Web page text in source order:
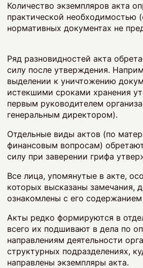
Количество экземпляров акта
практической необходимостью
нормативных документах не
Ряд разновидностей акта
силу после утверждения.
выделении к уничтожению
истекшими сроками хранения
первым руководителем
генеральным директором).
Отдельные виды актов (по
финансовым вопросам)
силу при заверении грифа
Все лица, упомянутые в акте,
которых высказаны замечания,
ознакомлены с его
Акты редко формируются в
всего их подшивают в дела по
направлениям деятельности
структурных подразделениях,
направлены экземпляры акта.